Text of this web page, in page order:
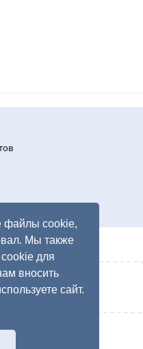
файлы cookie,
Мы также
для
вносить
сайт.